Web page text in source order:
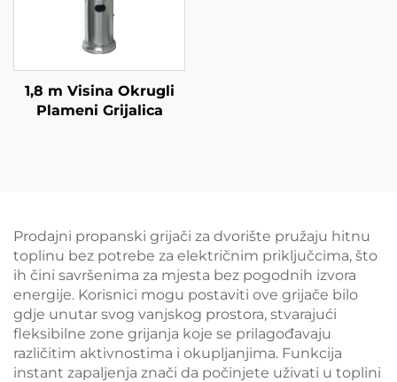
1,8 m Visina Okrugli
Plameni Grijalica
Prodajni propanski grijači za dvorište pružaju hitnu
toplinu bez potrebe za električnim priključcima, što
ih čini savršenima za mjesta bez pogodnih izvora
energije. Korisnici mogu postaviti ove grijače bilo
gdje unutar svog vanjskog prostora, stvarajući
fleksibilne zone grijanja koje se prilagođavaju
različitim aktivnostima i okupljanjima. Funkcija
instant zapaljenja znači da počinjete uživati u toplini